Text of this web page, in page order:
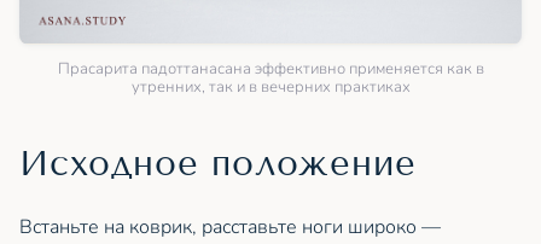
Прасарита падоттанасана эффективно применяется как в
утренних, так и в вечерних практиках
Исходное положение
Встаньте на коврик, расставьте ноги широко —